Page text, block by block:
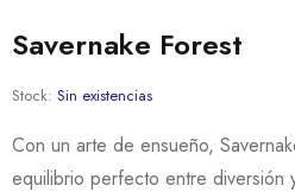
Savernake Forest
Stock: Sin existencias
Con un arte de ensueño,
equilibrio perfecto entre diversión